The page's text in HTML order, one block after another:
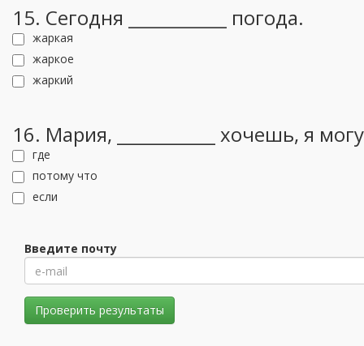
15. Сегодня ___________ погода.
жаркая
жаркое
жаркий
16. Мария, ___________ хочешь, я
где
потому что
если
Введите почту
Проверить результаты